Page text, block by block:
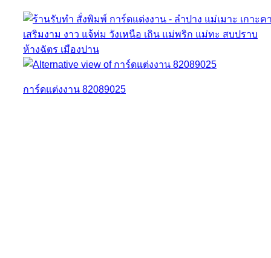
การ์ดแต่งงาน 82089025